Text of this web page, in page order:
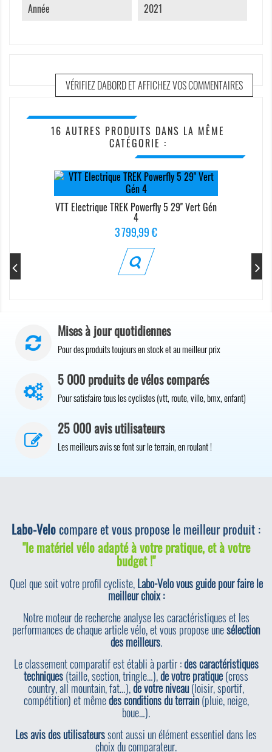
Année
2021
VÉRIFIEZ DABORD ET AFFICHEZ VOS COMMENTAIRES
16 AUTRES PRODUITS DANS LA MÊME
CATÉGORIE :
VTT Electrique TREK Powerfly 5 29'' Vert Gén
4
Prix
3 799,99 €
Mises à jour quotidiennes
Pour des produits toujours en stock et au meilleur prix
5 000 produits de vélos comparés
Pour satisfaire tous les cyclistes (vtt, route, ville, bmx, enfant)
25 000 avis utilisateurs
Les meilleurs avis se font sur le terrain, en roulant !
Labo-Velocompare et vous propose le meilleur produit :
"le matériel vélo adapté à votre pratique, et à votre
budget !"
Quel que soit votre profil cycliste,Labo-Velo vous guide pour faire le
meilleur choix :
Notre moteur de recherche analyse les caractéristiques et les
performances de chaque article vélo, et vous propose unesélection
des meilleurs.
Le classement comparatif est établi à partir :des caractéristiques
techniques(taille, section, tringle…),de votre pratique(cross
country, all mountain, fat…),de votre niveau(loisir, sportif,
compétition) et mêmedes conditions du terrain(pluie, neige,
boue…).
Les avis des utilisateurssont aussi un élément essentiel dans les
choix du comparateur.